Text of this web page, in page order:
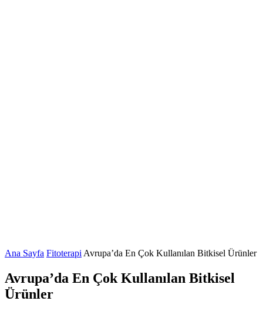
Ana Sayfa Fitoterapi Avrupa’da En Çok Kullanılan Bitkisel Ürünler
Avrupa’da En Çok Kullanılan Bitkisel
Ürünler